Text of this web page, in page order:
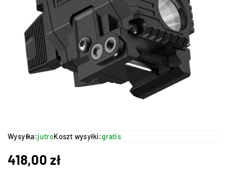
Wysyłka:jutroKoszt wysyłki:gratis
418,00zł